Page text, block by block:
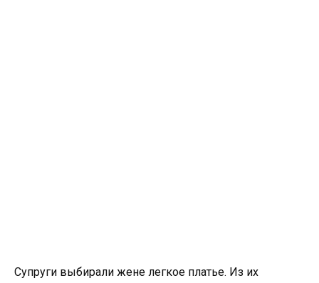
Супруги выбирали жене легкое платье. Из их